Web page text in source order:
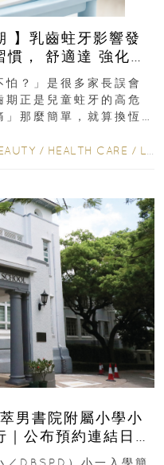
】乳齒蛀牙影響發
強化琺
怕？」是很多家長誤會
期正是兒童蛀牙的高危
那麼簡單，就算換恆
/ HEALTH CARE / LIFESTYLE
男書院附屬小學小
公布預約連結日期